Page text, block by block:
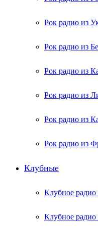
Рок радио из
Рок радио из
Рок радио из
Рок радио из
Рок радио из
Рок радио из
Клубные
Клубное радио
Клубное